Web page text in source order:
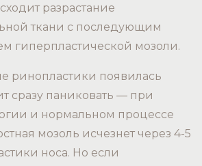
разрастание
ткани с последующим
гиперпластической мозоли.
ринопластики появилась
сразу паниковать — при
и нормальном процессе
мозоль исчезнет через 4-5
носа. Но если